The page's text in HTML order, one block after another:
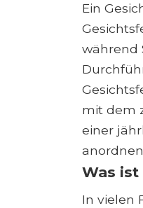
Ein
während
mit dem
einer
Was ist
In vielen